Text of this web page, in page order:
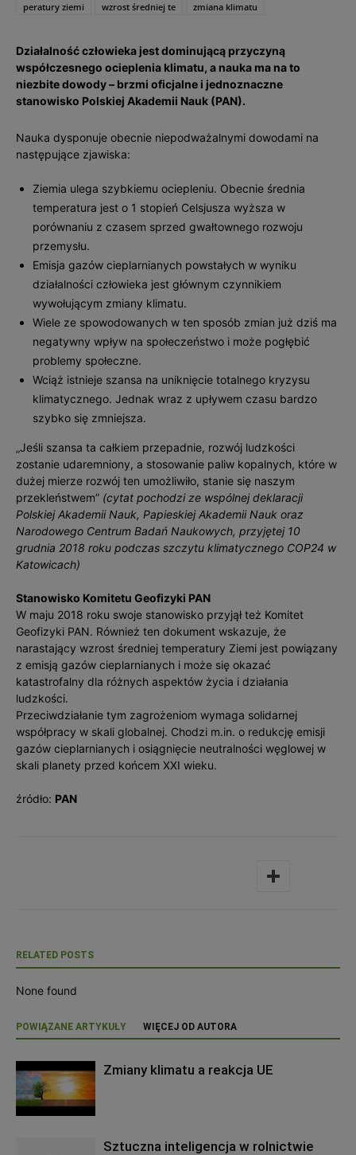
peratury ziemi
wzrost średniej te zmiana klimatu
Działalność człowieka jest dominującą przyczyną
współczesnego ocieplenia klimatu, a nauka ma na to
niezbite dowody – brzmi oficjalne i jednoznaczne
stanowisko Polskiej Akademii Nauk (PAN).
Nauka dysponuje obecnie niepodważalnymi dowodami na
następujące zjawiska:
Ziemia ulega szybkiemu ociepleniu. Obecnie średnia
temperatura jest o 1 stopień Celsjusza wyższa w
porównaniu z czasem sprzed gwałtownego rozwoju
przemysłu.
Emisja gazów cieplarnianych powstałych w wyniku
działalności człowieka jest głównym czynnikiem
wywołującym zmiany klimatu.
Wiele ze spowodowanych w ten sposób zmian już dziś ma
negatywny wpływ na społeczeństwo i może pogłębić
problemy społeczne.
Wciąż istnieje szansa na uniknięcie totalnego kryzysu
klimatycznego. Jednak wraz z upływem czasu bardzo
szybko się zmniejsza.
„Jeśli szansa ta całkiem przepadnie, rozwój ludzkości
zostanie udaremniony, a stosowanie paliw kopalnych, które w
dużej mierze rozwój ten umożliwiło, stanie się naszym
przekleństwem” (cytat pochodzi ze wspólnej deklaracji
Polskiej Akademii Nauk, Papieskiej Akademii Nauk oraz
Narodowego Centrum Badań Naukowych, przyjętej 10
grudnia 2018 roku podczas szczytu klimatycznego COP24 w
Katowicach)
Stanowisko Komitetu Geofizyki PAN
W maju 2018 roku swoje stanowisko przyjął też Komitet
Geofizyki PAN. Również ten dokument wskazuje, że
narastający wzrost średniej temperatury Ziemi jest powiązany
z emisją gazów cieplarnianych i może się okazać
katastrofalny dla różnych aspektów życia i działania
ludzkości.
Przeciwdziałanie tym zagrożeniom wymaga solidarnej
współpracy w skali globalnej. Chodzi m.in. o redukcję emisji
gazów cieplarnianych i osiągnięcie neutralności węglowej w
skali planety przed końcem XXI wieku.
źródło: PAN
RELATED POSTS
None found
POWIĄZANE ARTYKUŁY WIĘCEJ OD AUTORA
Zmiany klimatu a reakcja UE
Sztuczna inteligencja w rolnictwie